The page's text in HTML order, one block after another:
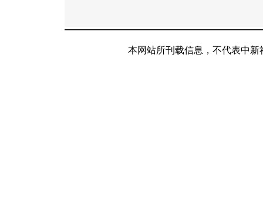
本网站所刊载信息，不代表中